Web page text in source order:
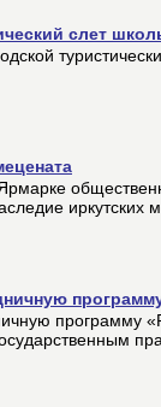
слет
иркутских
программу